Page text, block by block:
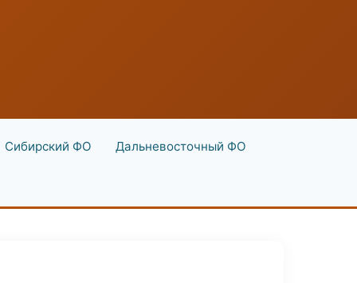
Сибирский ФО Дальневосточный ФО